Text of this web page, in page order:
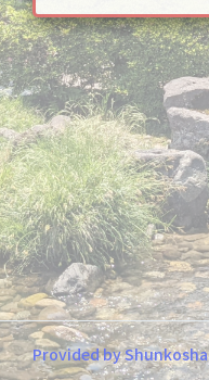
Provided by Shunkosha